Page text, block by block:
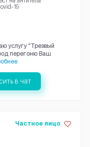
19
услугу "Трезвый
перегоню Ваш
в чат
Частное лицо